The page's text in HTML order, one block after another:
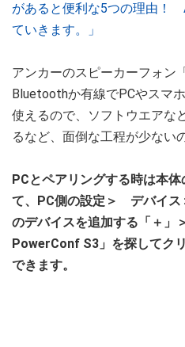
があると便利な5つの理由！
ていきます。」
アンカーのスピーカーフォン
Bluetoothか有線でPCやスマ
使えるので、ソフトウエアな
るなど、面倒な工程が少ない
PCとペアリングする時は本
て、PC側の設定＞ デバイ
のデバイスを追加する「＋
PowerConf S3」を探してク
できます。